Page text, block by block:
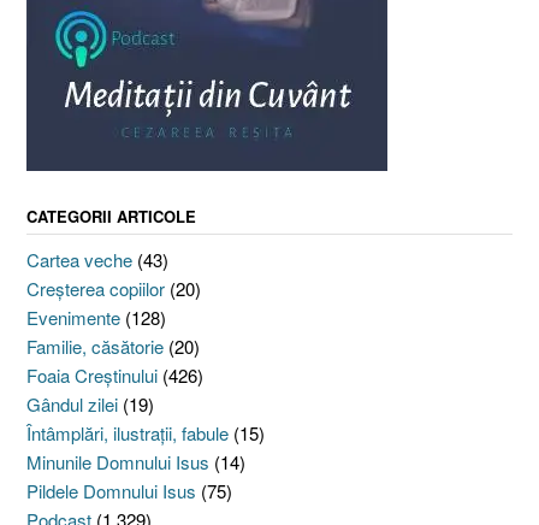
CATEGORII ARTICOLE
Cartea veche (43)
Creşterea copiilor (20)
Evenimente (128)
Familie, căsătorie (20)
Foaia Creştinului (426)
Gândul zilei (19)
Întâmplări, ilustraţii, fabule (15)
Minunile Domnului Isus (14)
Pildele Domnului Isus (75)
Podcast (1.329)